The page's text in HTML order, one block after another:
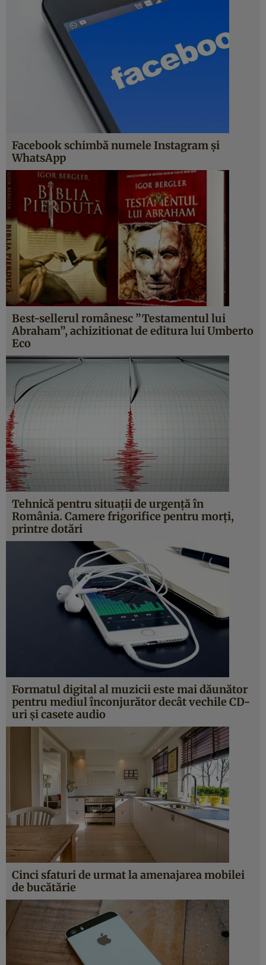
Facebook schimbă numele Instagram şi
WhatsApp
Best-sellerul românesc ”Testamentul lui
Abraham”, achizitionat de editura lui Umberto
Eco
Tehnică pentru situaţii de urgenţă în
România. Camere frigorifice pentru morţi,
printre dotări
Formatul digital al muzicii este mai dăunător
pentru mediul înconjurător decât vechile CD-
uri şi casete audio
Cinci sfaturi de urmat la amenajarea mobilei
de bucătărie